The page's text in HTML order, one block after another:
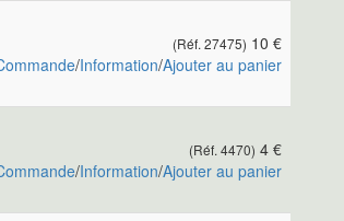
(Réf. 27475) 10 €
/Information/Ajouter au panier
(Réf. 4470) 4 €
/Information/Ajouter au panier